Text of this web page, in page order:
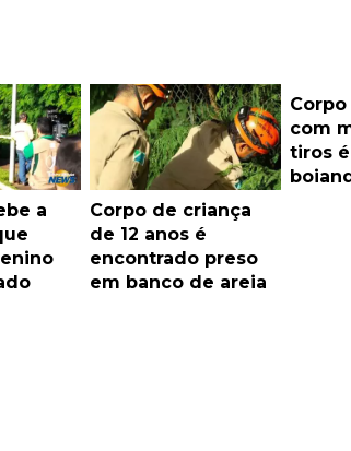
a
Corpo de criança
de 12 anos é
encontrado preso
em banco de areia
com
tiros